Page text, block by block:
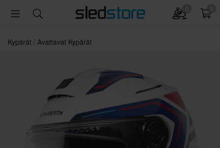
Kypärät Avattavat Kypärät